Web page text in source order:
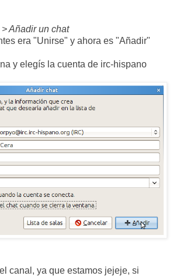
Añadir un chat
era "Unirse" y ahora es "Añadir"
y elegís la cuenta de irc-hispano
canal, ya que estamos jejeje, si